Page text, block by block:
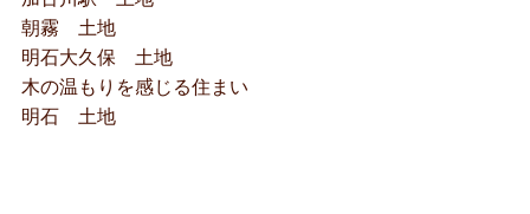
朝霧 土地
明石大久保 土地
木の温もりを感じる住まい
明石 土地